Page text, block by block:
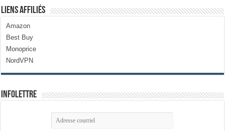
Liens Affiliés
Amazon
Best Buy
Monoprice
NordVPN
Infolettre